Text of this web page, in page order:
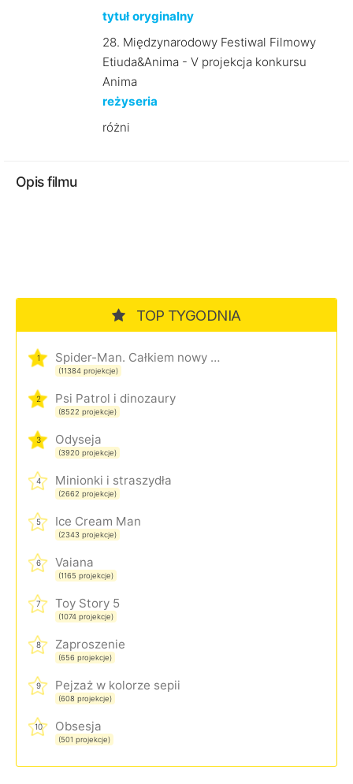
tytuł oryginalny
28. Międzynarodowy Festiwal Filmowy
Etiuda&Anima - V projekcja konkursu
Anima
reżyseria
różni
Opis filmu
TOP TYGODNIA
1 Spider-Man. Całkiem nowy dzień
(11384 projekcje)
2 Psi Patrol i dinozaury
(8522 projekcje)
3 Odyseja
(3920 projekcje)
4 Minionki i straszydła
(2662 projekcje)
5 Ice Cream Man
(2343 projekcje)
6 Vaiana
(1165 projekcje)
7 Toy Story 5
(1074 projekcje)
8 Zaproszenie
(656 projekcje)
9 Pejzaż w kolorze sepii
(608 projekcje)
10 Obsesja
(501 projekcje)